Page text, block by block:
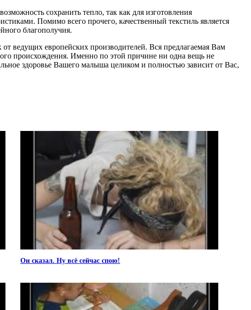
сохранить тепло, так как для изготовления
Помимо всего прочего, качественный текстиль является
благополучия.
ведущих европейских производителей. Вся предлагаемая Вам
происхождения. Именно по этой причине ни одна вещь не
здоровье Вашего малыша целиком и полностью зависит от Вас,
Он сказал. Ну всё сейчас спою!